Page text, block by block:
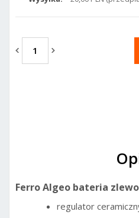
Ferro Algeo bateria
regulator